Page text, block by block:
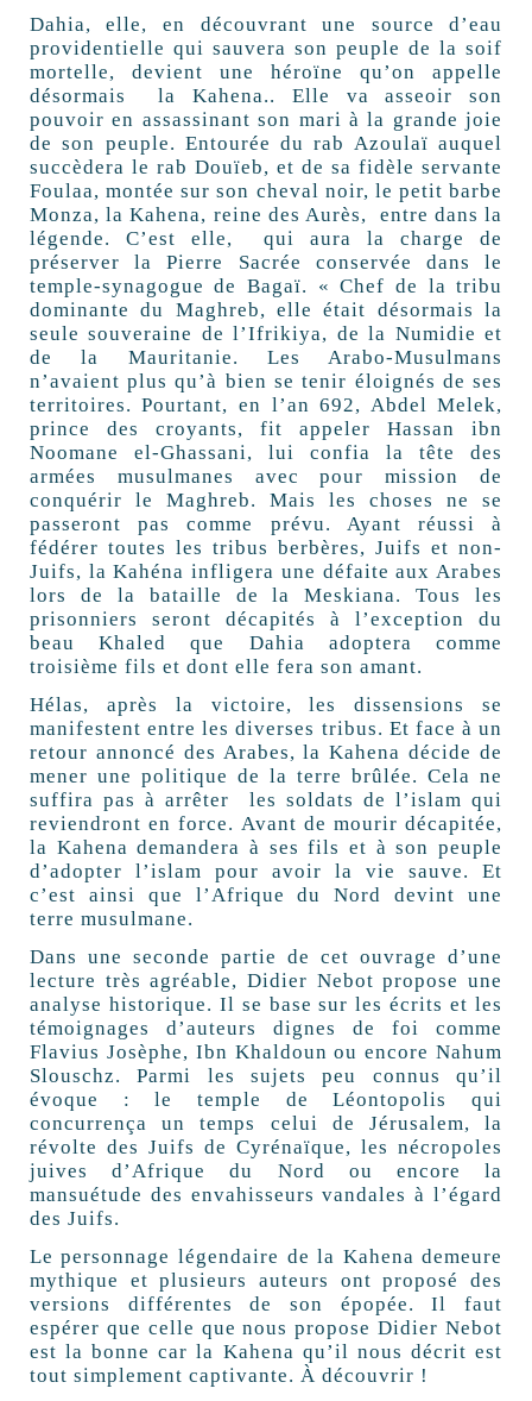
Dahia, elle, en découvrant une source d’eau
providentielle qui sauvera son peuple de la soif
mortelle, devient une héroïne qu’on appelle
désormais la Kahena.. Elle va asseoir son
pouvoir en assassinant son mari à la grande joie
de son peuple. Entourée du rab Azoulaï auquel
succèdera le rab Douïeb, et de sa fidèle servante
Foulaa, montée sur son cheval noir, le petit barbe
Monza, la Kahena, reine des Aurès, entre dans la
légende. C’est elle, qui aura la charge de
préserver la Pierre Sacrée conservée dans le
temple-synagogue de Bagaï. « Chef de la tribu
dominante du Maghreb, elle était désormais la
seule souveraine de l’Ifrikiya, de la Numidie et
de la Mauritanie. Les Arabo-Musulmans
n’avaient plus qu’à bien se tenir éloignés de ses
territoires. Pourtant, en l’an 692, Abdel Melek,
prince des croyants, fit appeler Hassan ibn
Noomane el-Ghassani, lui confia la tête des
armées musulmanes avec pour mission de
conquérir le Maghreb. Mais les choses ne se
passeront pas comme prévu. Ayant réussi à
fédérer toutes les tribus berbères, Juifs et non-
Juifs, la Kahéna infligera une défaite aux Arabes
lors de la bataille de la Meskiana. Tous les
prisonniers seront décapités à l’exception du
beau Khaled que Dahia adoptera comme
troisième fils et dont elle fera son amant.
Hélas, après la victoire, les dissensions se
manifestent entre les diverses tribus. Et face à un
retour annoncé des Arabes, la Kahena décide de
mener une politique de la terre brûlée. Cela ne
suffira pas à arrêter les soldats de l’islam qui
reviendront en force. Avant de mourir décapitée,
la Kahena demandera à ses fils et à son peuple
d’adopter l’islam pour avoir la vie sauve. Et
c’est ainsi que l’Afrique du Nord devint une
terre musulmane.
Dans une seconde partie de cet ouvrage d’une
lecture très agréable, Didier Nebot propose une
analyse historique. Il se base sur les écrits et les
témoignages d’auteurs dignes de foi comme
Flavius Josèphe, Ibn Khaldoun ou encore Nahum
Slouschz. Parmi les sujets peu connus qu’il
évoque : le temple de Léontopolis qui
concurrença un temps celui de Jérusalem, la
révolte des Juifs de Cyrénaïque, les nécropoles
juives d’Afrique du Nord ou encore la
mansuétude des envahisseurs vandales à l’égard
des Juifs.
Le personnage légendaire de la Kahena demeure
mythique et plusieurs auteurs ont proposé des
versions différentes de son épopée. Il faut
espérer que celle que nous propose Didier Nebot
est la bonne car la Kahena qu’il nous décrit est
tout simplement captivante. À découvrir !